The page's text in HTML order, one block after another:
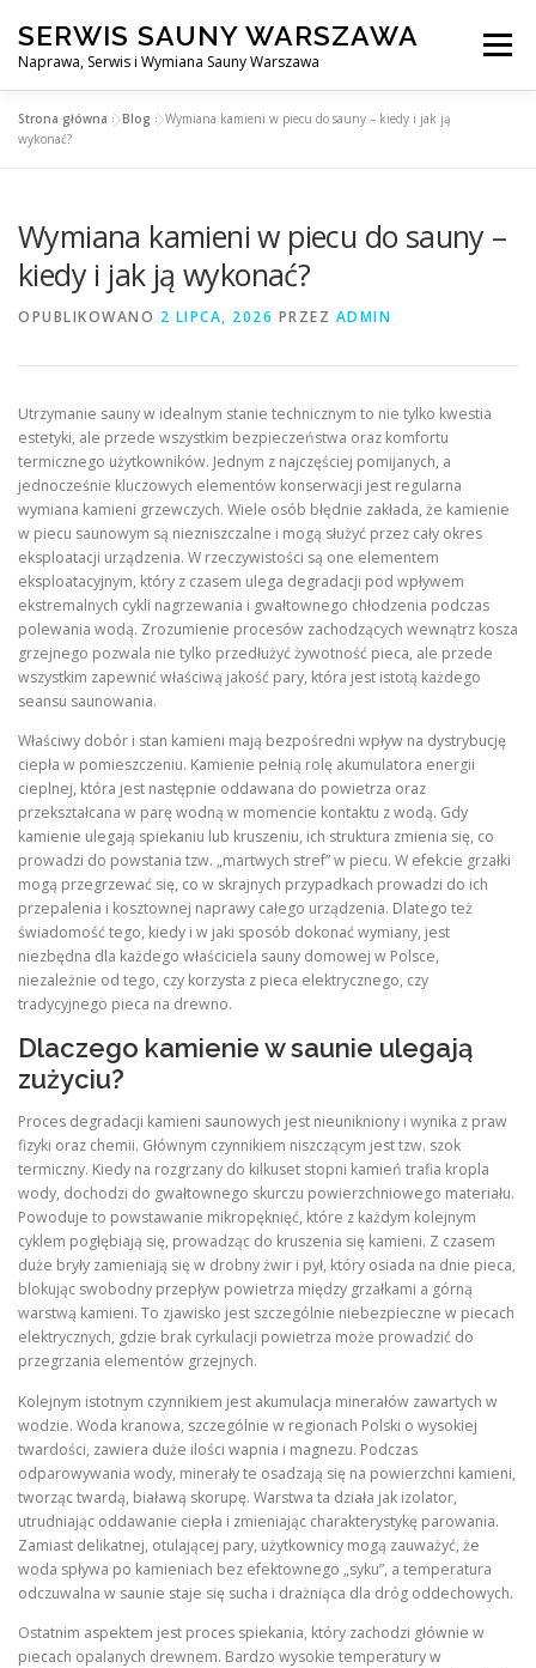
treści
SERWIS SAUNY WARSZAWA
Naprawa, Serwis i Wymiana Sauny Warszawa
Menu
SERWIS DO SAUNY WARSZAWA
Strona główna »Blog »Wymiana kamieni w piecu do sauny – kiedy i jak ją
wykonać?
Wymiana kamieni w piecu do sauny –
kiedy i jak ją wykonać?
OPUBLIKOWANO 2 LIPCA, 2026 PRZEZ ADMIN
Utrzymanie sauny w idealnym stanie technicznym to nie tylko kwestia
estetyki, ale przede wszystkim bezpieczeństwa oraz komfortu
termicznego użytkowników. Jednym z najczęściej pomijanych, a
jednocześnie kluczowych elementów konserwacji jest regularna
wymiana kamieni grzewczych. Wiele osób błędnie zakłada, że kamienie
w piecu saunowym są niezniszczalne i mogą służyć przez cały okres
eksploatacji urządzenia. W rzeczywistości są one elementem
eksploatacyjnym, który z czasem ulega degradacji pod wpływem
ekstremalnych cykli nagrzewania i gwałtownego chłodzenia podczas
polewania wodą. Zrozumienie procesów zachodzących wewnątrz kosza
grzejnego pozwala nie tylko przedłużyć żywotność pieca, ale przede
wszystkim zapewnić właściwą jakość pary, która jest istotą każdego
seansu saunowania.
Właściwy dobór i stan kamieni mają bezpośredni wpływ na dystrybucję
ciepła w pomieszczeniu. Kamienie pełnią rolę akumulatora energii
cieplnej, która jest następnie oddawana do powietrza oraz
przekształcana w parę wodną w momencie kontaktu z wodą. Gdy
kamienie ulegają spiekaniu lub kruszeniu, ich struktura zmienia się, co
prowadzi do powstania tzw. „martwych stref” w piecu. W efekcie grzałki
mogą przegrzewać się, co w skrajnych przypadkach prowadzi do ich
przepalenia i kosztownej naprawy całego urządzenia. Dlatego też
świadomość tego, kiedy i w jaki sposób dokonać wymiany, jest
niezbędna dla każdego właściciela sauny domowej w Polsce,
niezależnie od tego, czy korzysta z pieca elektrycznego, czy
tradycyjnego pieca na drewno.
Dlaczego kamienie w saunie ulegają
zużyciu?
Proces degradacji kamieni saunowych jest nieunikniony i wynika z praw
fizyki oraz chemii. Głównym czynnikiem niszczącym jest tzw. szok
termiczny. Kiedy na rozgrzany do kilkuset stopni kamień trafia kropla
wody, dochodzi do gwałtownego skurczu powierzchniowego materiału.
Powoduje to powstawanie mikropęknięć, które z każdym kolejnym
cyklem pogłębiają się, prowadząc do kruszenia się kamieni. Z czasem
duże bryły zamieniają się w drobny żwir i pył, który osiada na dnie pieca,
blokując swobodny przepływ powietrza między grzałkami a górną
warstwą kamieni. To zjawisko jest szczególnie niebezpieczne w piecach
elektrycznych, gdzie brak cyrkulacji powietrza może prowadzić do
przegrzania elementów grzejnych.
Kolejnym istotnym czynnikiem jest akumulacja minerałów zawartych w
wodzie. Woda kranowa, szczególnie w regionach Polski o wysokiej
twardości, zawiera duże ilości wapnia i magnezu. Podczas
odparowywania wody, minerały te osadzają się na powierzchni kamieni,
tworząc twardą, białawą skorupę. Warstwa ta działa jak izolator,
utrudniając oddawanie ciepła i zmieniając charakterystykę parowania.
Zamiast delikatnej, otulającej pary, użytkownicy mogą zauważyć, że
woda spływa po kamieniach bez efektownego „syku”, a temperatura
odczuwalna w saunie staje się sucha i drażniąca dla dróg oddechowych.
Ostatnim aspektem jest proces spiekania, który zachodzi głównie w
piecach opalanych drewnem. Bardzo wysokie temperatury w